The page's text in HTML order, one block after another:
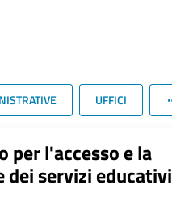
UFFICI
per l'accesso e la
servizi educativi